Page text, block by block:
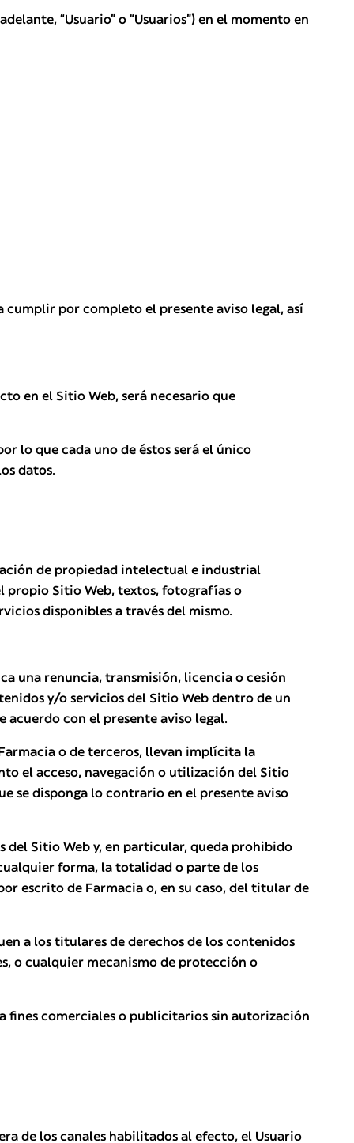
“Usuario” o “Usuarios”) en el momento en
cumplir por completo el presente aviso legal, así
en el Sitio Web, será necesario que
lo que cada uno de éstos será el único
datos.
de propiedad intelectual e industrial
propio Sitio Web, textos, fotografías o
disponibles a través del mismo.
una renuncia, transmisión, licencia o cesión
y/o servicios del Sitio Web dentro de un
con el presente aviso legal.
o de terceros, llevan implícita la
el acceso, navegación o utilización del Sitio
se disponga lo contrario en el presente aviso
del Sitio Web y, en particular, queda prohibido
forma, la totalidad o parte de los
escrito de Farmacia o, en su caso, del titular de
a los titulares de derechos de los contenidos
o cualquier mecanismo de protección o
fines comerciales o publicitarios sin autorización
de los canales habilitados al efecto, el Usuario